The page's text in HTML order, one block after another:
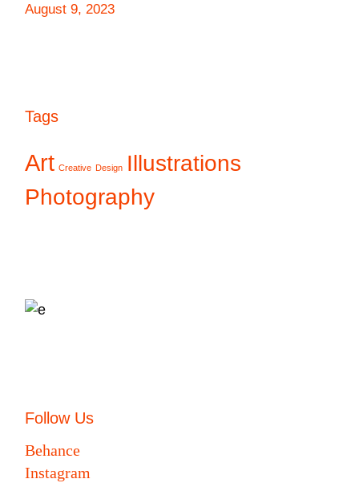
August 9, 2023
Tags
Art Creative Design Illustrations
Photography
Follow Us
Behance
Instagram